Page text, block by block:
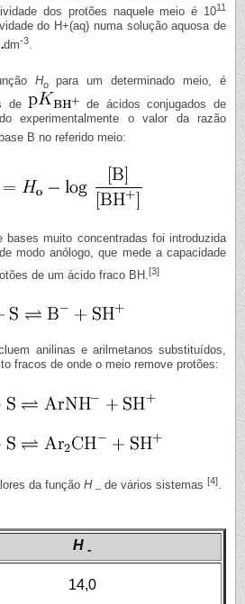
dos protões naquele meio é 1011
do H+(aq) numa solução aquosa de
dm-3.
Hopara um determinado meio, é
de
de ácidos conjugados de
experimentalmente o valor da razão
B no referido meio:
bases muito concentradas foi introduzida
modo anólogo, que mede a capacidade
de um ácido fraco BH.[3]
anilinas e arilmetanos substituídos,
fracos de onde o meio remove protões:
da função H – de vários sistemas [4].
H -
14,0